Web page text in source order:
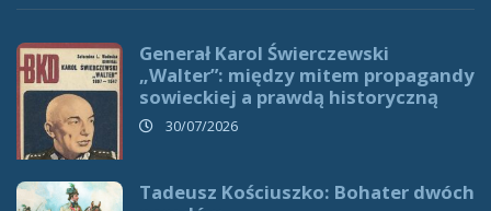
Generał Karol Świerczewski
„Walter”: między mitem propagandy
sowieckiej a prawdą historyczną
30/07/2026
Tadeusz Kościuszko: Bohater dwóch